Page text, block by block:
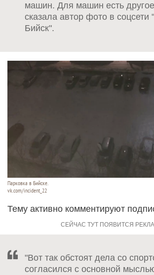
машин. Для машин есть
сказала автор фото в соцсети
Бийск".
Парковка в Бийске.
vk.com/incident_22
Тему активно комментируют
"Вот так обстоят дела со
согласился с основной